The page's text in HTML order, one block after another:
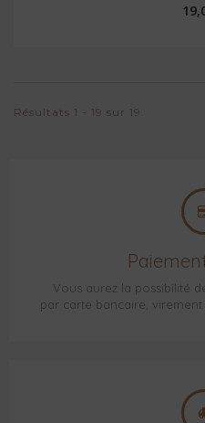
Résultats 1 - 19 sur 19.
Vous aurez la possibilité
par carte bancaire, virement